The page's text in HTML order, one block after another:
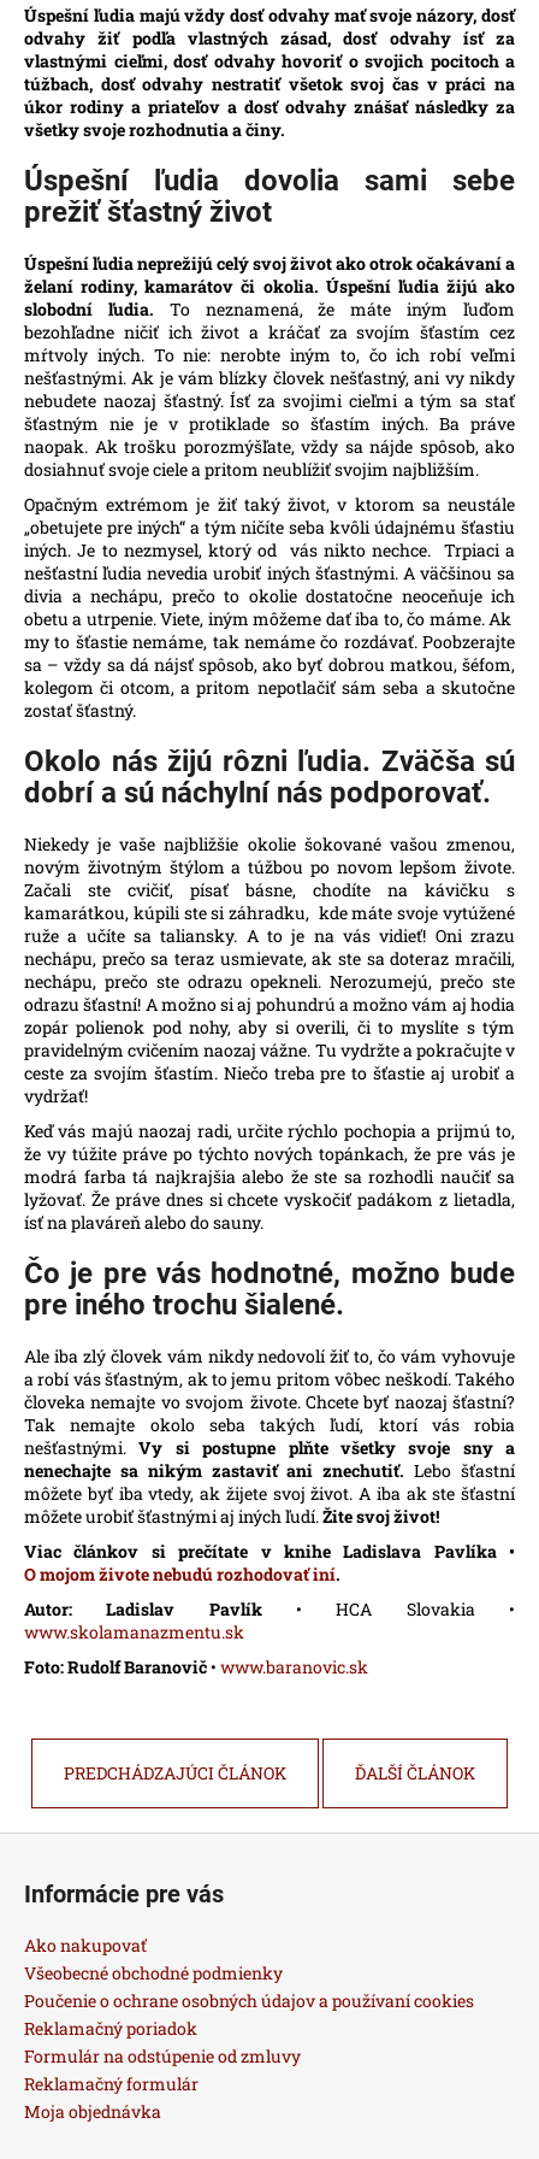
Úspešní ľudia majú vždy dosť odvahy mať svoje názory, dosť
odvahy žiť podľa vlastných zásad, dosť odvahy ísť za
vlastnými cieľmi, dosť odvahy hovoriť o svojich pocitoch a
túžbach, dosť odvahy nestratiť všetok svoj čas v práci na
úkor rodiny a priateľov a dosť odvahy znášať následky za
všetky svoje rozhodnutia a činy.
Úspešní ľudia dovolia sami sebe
prežiť šťastný život
Úspešní ľudia neprežijú celý svoj život ako otrok očakávaní a
želaní rodiny, kamarátov či okolia. Úspešní ľudia žijú ako
slobodní ľudia. To neznamená, že máte iným ľuďom
bezohľadne ničiť ich život a kráčať za svojím šťastím cez
mŕtvoly iných. To nie: nerobte iným to, čo ich robí veľmi
nešťastnými. Ak je vám blízky človek nešťastný, ani vy nikdy
nebudete naozaj šťastný. Ísť za svojimi cieľmi a tým sa stať
šťastným nie je v protiklade so šťastím iných. Ba práve
naopak. Ak trošku porozmýšľate, vždy sa nájde spôsob, ako
dosiahnuť svoje ciele a pritom neublížiť svojim najbližším.
Opačným extrémom je žiť taký život, v ktorom sa neustále
„obetujete pre iných“ a tým ničíte seba kvôli údajnému šťastiu
iných. Je to nezmysel, ktorý od vás nikto nechce. Trpiaci a
nešťastní ľudia nevedia urobiť iných šťastnými. A väčšinou sa
divia a nechápu, prečo to okolie dostatočne neoceňuje ich
obetu a utrpenie. Viete, iným môžeme dať iba to, čo máme. Ak
my to šťastie nemáme, tak nemáme čo rozdávať. Poobzerajte
sa – vždy sa dá nájsť spôsob, ako byť dobrou matkou, šéfom,
kolegom či otcom, a pritom nepotlačiť sám seba a skutočne
zostať šťastný.
Okolo nás žijú rôzni ľudia. Zväčša sú
dobrí a sú náchylní nás podporovať.
Niekedy je vaše najbližšie okolie šokované vašou zmenou,
novým životným štýlom a túžbou po novom lepšom živote.
Začali ste cvičiť, písať básne, chodíte na kávičku s
kamarátkou, kúpili ste si záhradku, kde máte svoje vytúžené
ruže a učíte sa taliansky. A to je na vás vidieť! Oni zrazu
nechápu, prečo sa teraz usmievate, ak ste sa doteraz mračili,
nechápu, prečo ste odrazu opekneli. Nerozumejú, prečo ste
odrazu šťastní! A možno si aj pohundrú a možno vám aj hodia
zopár polienok pod nohy, aby si overili, či to myslíte s tým
pravidelným cvičením naozaj vážne. Tu vydržte a pokračujte v
ceste za svojím šťastím. Niečo treba pre to šťastie aj urobiť a
vydržať!
Keď vás majú naozaj radi, určite rýchlo pochopia a prijmú to,
že vy túžite práve po týchto nových topánkach, že pre vás je
modrá farba tá najkrajšia alebo že ste sa rozhodli naučiť sa
lyžovať. Že práve dnes si chcete vyskočiť padákom z lietadla,
ísť na plaváreň alebo do sauny.
Čo je pre vás hodnotné, možno bude
pre iného trochu šialené.
Ale iba zlý človek vám nikdy nedovolí žiť to, čo vám vyhovuje
a robí vás šťastným, ak to jemu pritom vôbec neškodí. Takého
človeka nemajte vo svojom živote. Chcete byť naozaj šťastní?
Tak nemajte okolo seba takých ľudí, ktorí vás robia
nešťastnými.Vy si postupne plňte všetky svoje sny a
nenechajte sa nikým zastaviť ani znechutiť. Lebo šťastní
môžete byť iba vtedy, ak žijete svoj život. A iba ak ste šťastní
môžete urobiť šťastnými aj iných ľudí.Žite svoj život!
Viac článkov si prečítate v knihe Ladislava Pavlíka •
O mojom živote nebudú rozhodovať iní.
Autor: Ladislav Pavlík• HCA Slovakia •
www.skolamanazmentu.sk
Foto: Rudolf Baranovič • www.baranovic.sk
PREDCHÁDZAJÚCI ČLÁNOK ĎALŠÍ ČLÁNOK
á
j
s
ť
?
HĽADAŤ
O
d
p
o
r
ú
č
a
m
e
Informácie pre vás
Ako nakupovať
Všeobecné obchodné podmienky
Poučenie o ochrane osobných údajov a používaní cookies
Reklamačný poriadok
Formulár na odstúpenie od zmluvy
Reklamačný formulár
Moja objednávka